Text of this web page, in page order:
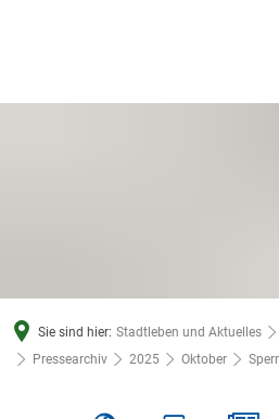
Sie sind hier: Stadtleben und Aktuelles
Pressearchiv
2025 Oktober